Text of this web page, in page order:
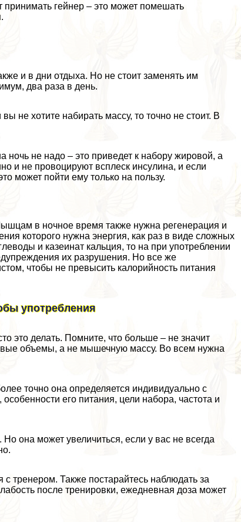
гeйнер – это может помешать
и в дни отдыха. Но не стоит заменять им
два раза в день.
не хотите набирать массу, то точно не стоит. В
ночь не надо – это приведет к набору жировой, а
не провоцируют всплеск инсулина, и если
может пойти ему только на пользу.
в ночное время также нужна регенерация и
которого нужна энергия, как раз в виде сложных
и казеинат кальция, то на при употрeблении
их разрушения. Но все же
чтобы не превысить калорийность питания
употрeбления
это делать. Помните, что больше – не значит
объемы, а не мышечную массу. Во всем нужна
точно она определяется индивидуально с
его питания, цели набора, частота и
она может увеличиться, если у вас не всегда
с тренером. Также постарайтесь наблюдать за
после тренировки, ежедневная доза может